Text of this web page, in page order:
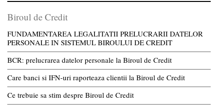
Biroul de Credit
FUNDAMENTAREA LEGALITATII PRELUCRARII DATELOR
PERSONALE IN SISTEMUL BIROULUI DE CREDIT
BCR: prelucrarea datelor personale la Biroul de Credit
Care banci si IFN-uri raporteaza clientii la Biroul de Credit
Ce trebuie sa stim despre Biroul de Credit